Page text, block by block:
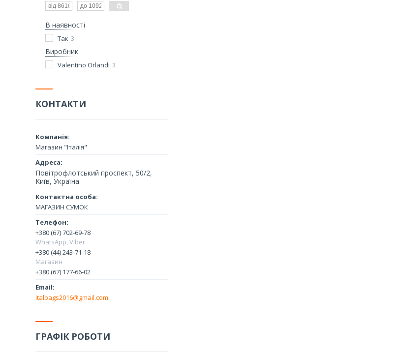
В наявності
Так 3
Виробник
Valentino Orlandi 3
КОНТАКТИ
Магазин "Італія"
Повітрофлотський проспект, 50/2,
Київ, Україна
МАГАЗИН СУМОК
+380 (67) 702-69-78
WhatsApp, Viber
+380 (44) 243-71-18
Магазин
+380 (67) 177-66-02
italbags2016@gmail.com
ГРАФІК РОБОТИ